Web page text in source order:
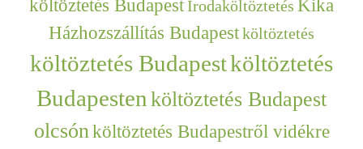
költöztetés BudapestIrodaköltöztetés Kika
Házhozszállítás Budapestköltöztetés
költöztetés Budapestköltöztetés
Budapesten költöztetés Budapest
olcsónköltöztetés Budapestről vidékre